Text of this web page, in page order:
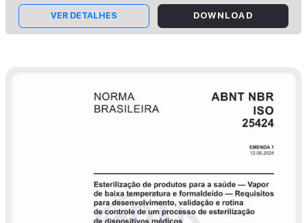
VER DETALHES DOWNLOAD